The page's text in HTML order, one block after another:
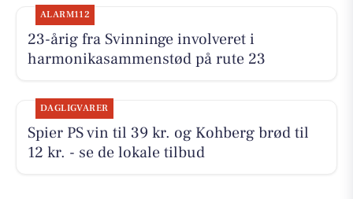
ALARM112
23-årig fra Svinninge involveret i
harmonikasammenstød på rute 23
DAGLIGVARER
Spier PS vin til 39 kr. og Kohberg brød til
12 kr. - se de lokale tilbud